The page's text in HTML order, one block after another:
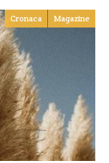
Cronaca Magazine